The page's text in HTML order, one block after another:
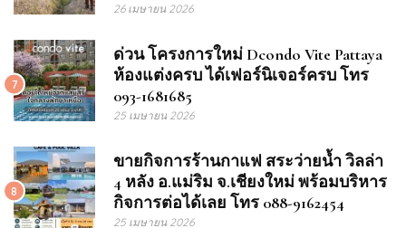
26 เมษายน 2026
7
ด่วน โครงการใหม่ Dcondo Vite Pattaya
ห้องแต่งครบ ได้เฟอร์นิเจอร์ครบ โทร
093-1681685
25 เมษายน 2026
8
ขายกิจการร้านกาแฟ สระว่ายน้ำ วิลล่า
4 หลัง อ.แม่ริม จ.เชียงใหม่ พร้อมบริหาร
กิจการต่อได้เลย โทร 088-9162454
25 เมษายน 2026